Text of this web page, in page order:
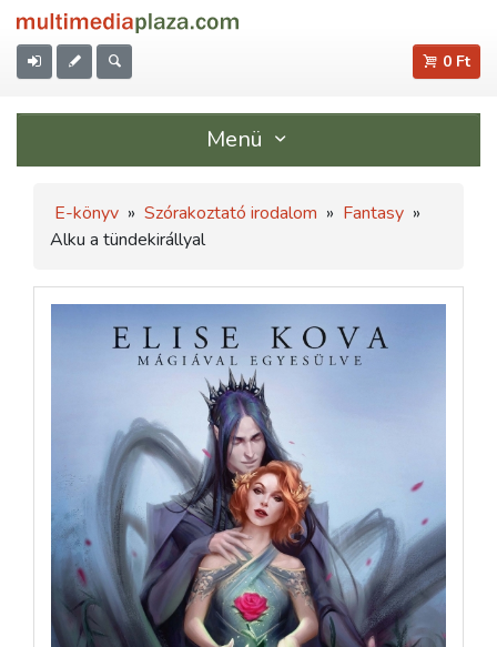
0 Ft
Menü
E-könyv » Szórakoztató irodalom » Fantasy »
Alku a tündekirállyal